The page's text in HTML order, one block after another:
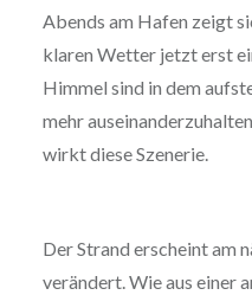
Abends am Hafen zeigt
klaren Wetter jetzt erst
Himmel sind in dem
mehr
wirkt diese Szenerie.
Der Strand erscheint am
verändert. Wie aus einer